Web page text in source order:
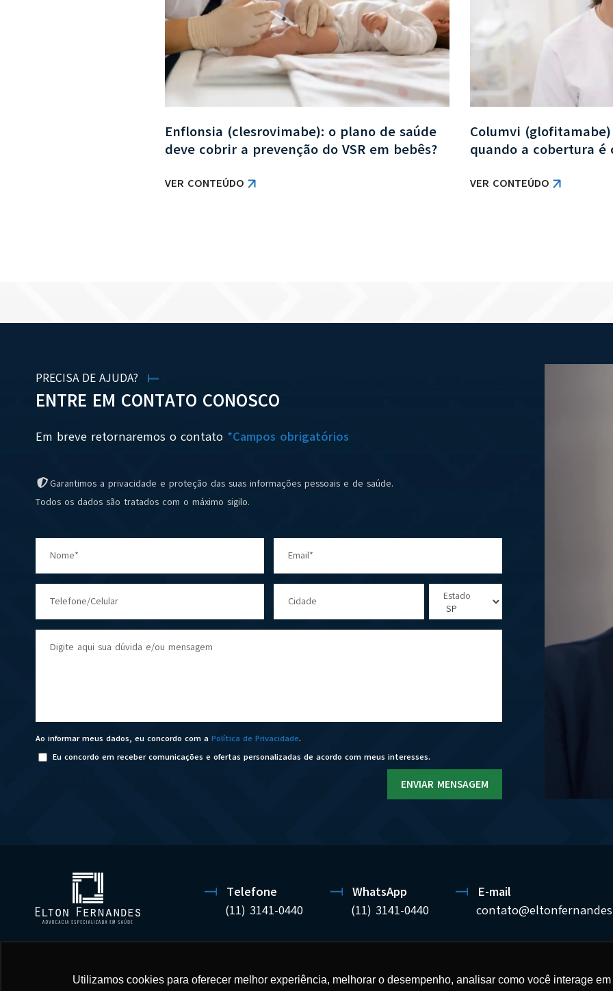
Utilizamos cookies para oferecer melhor experiência, melhorar o desempenho, analisar como você interage
Enflonsia (clesrovimabe): o plano de saúde
deve cobrir a prevenção do VSR em bebês?
VER CONTEÚDO
Columvi
quando a cobertura é
VER CONTEÚDO
PRECISA DE AJUDA?
ENTRE EM CONTATO CONOSCO
Em breve retornaremos o contato *Campos obrigatórios
Garantimos a privacidade e proteção das suas informações pessoais e de saúde.
Todos os dados são tratados com o máximo sigilo.
Nome* Email*
Telefone/Celular Cidade Estado
Digite aqui sua dúvida e/ou mensagem
Ao informar meus dados, eu concordo com a Política de Privacidade.
Eu concordo em receber comunicações e ofertas personalizadas de acordo com meus interesses.
ENVIAR MENSAGEM
Telefone
(11) 3141-0440
WhatsApp
(11) 3141-0440
E-mail
ELTON FERNANDES SOCIEDADE DE ADVOGADOS